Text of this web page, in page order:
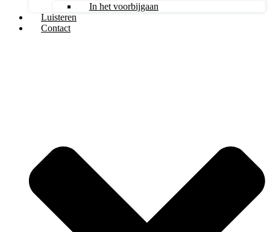
In het voorbijgaan
Luisteren
Contact